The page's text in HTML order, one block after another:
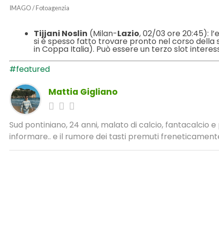
IMAGO / Fotoagenzia
Tijjani Noslin (Milan-Lazio, 02/03 ore 20:45):
si è spesso fatto trovare pronto nel corso
in Coppa Italia). Può essere un terzo slot
#featured
Mattia Gigliano
Sud pontiniano, 24 anni, malato di calcio, fantacalcio
informare.. e il rumore dei tasti premuti